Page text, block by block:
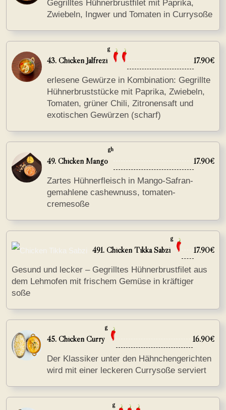
Gegrilltes Hühnerbrustfilet mit Paprika,
Zwiebeln, Ingwer und Tomaten in Currysoße
43. Chicken Jalfrezi
g
17.90€
erlesene Gewürze in Kombination: Gegrillte
Hühnerbruststücke mit Paprika, Zwiebeln,
Tomaten, grüner Chili, Zitronensaft und
exotischen Gewürzen (scharf)
49. Chicken Mango
gh
17.90€
Zartes Hühnerfleisch in Mango-Safran-
gemahlene cashewnuss, tomaten-
cremesoße
491. Chicken Tikka Sabzi
g
17.90€
Gesund und lecker – Gegrilltes Hühnerbrustfilet aus
dem Lehmofen mit frischem Gemüse in kräftiger
soße
45. Chicken Curry
g
16.90€
Der Klassiker unter den Hähnchengerichten
wird mit einer leckeren Currysoße serviert
g